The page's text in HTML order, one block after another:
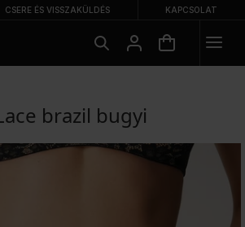
CSERE ÉS VISSZAKÜLDÉS KAPCSOLAT
brazil bugyi